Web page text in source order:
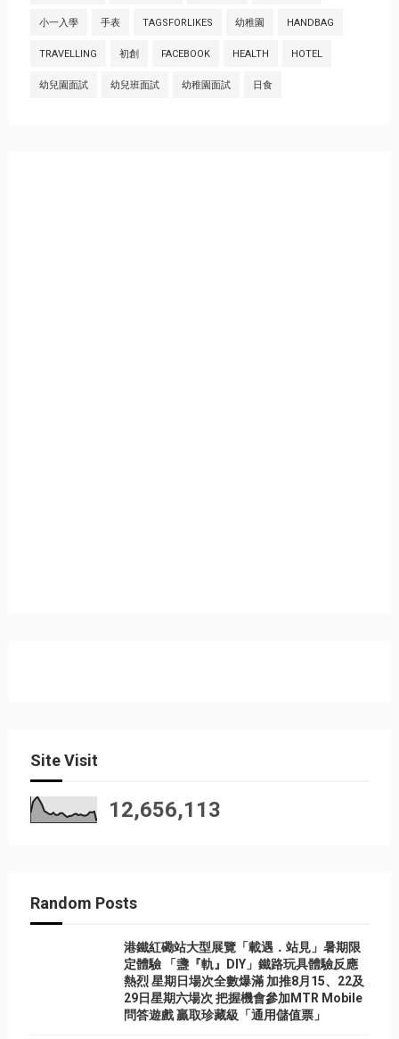
小一入學 手表 TAGSFORLIKES 幼稚園 HANDBAG
TRAVELLING 初創 FACEBOOK HEALTH HOTEL
幼兒園面試 幼兒班面試 幼稚園面試 日食
Site Visit
12,656,113
Random Posts
港鐵紅磡站大型展覽「載遇．站見」暑期限
定體驗 「盞『軌』DIY」鐵路玩具體驗反應
熱烈 星期日場次全數爆滿 加推8月15、22及
29日星期六場次 把握機會參加MTR Mobile
問答遊戲 贏取珍藏級「通用儲值票」